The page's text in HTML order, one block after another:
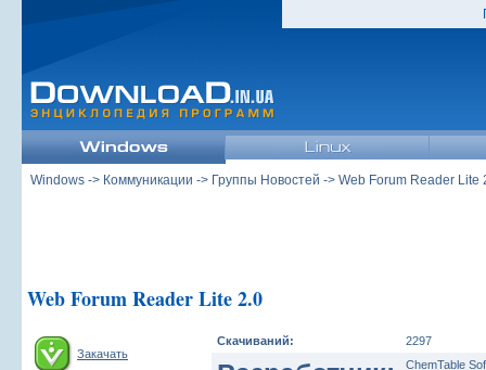
Windows -> Коммуникации -> Группы Новостей -> Web Forum Reader Lite
Web Forum Reader Lite 2.0
Закачать
Скачиваний: 2297
ChemTable